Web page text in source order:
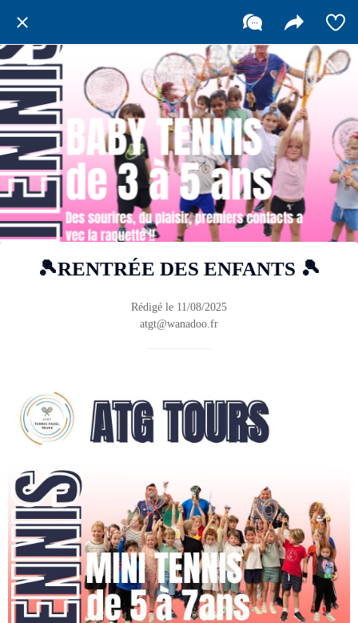
🎾RENTRÉE DES ENFANTS 🎾
Rédigé le 11/08/2025
atgt@wanadoo.fr